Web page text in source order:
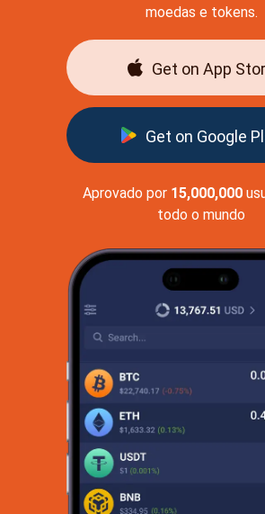
moedas e tokens.
Get on App
Get on Google
Aprovado por 15,000,000
todo o mundo